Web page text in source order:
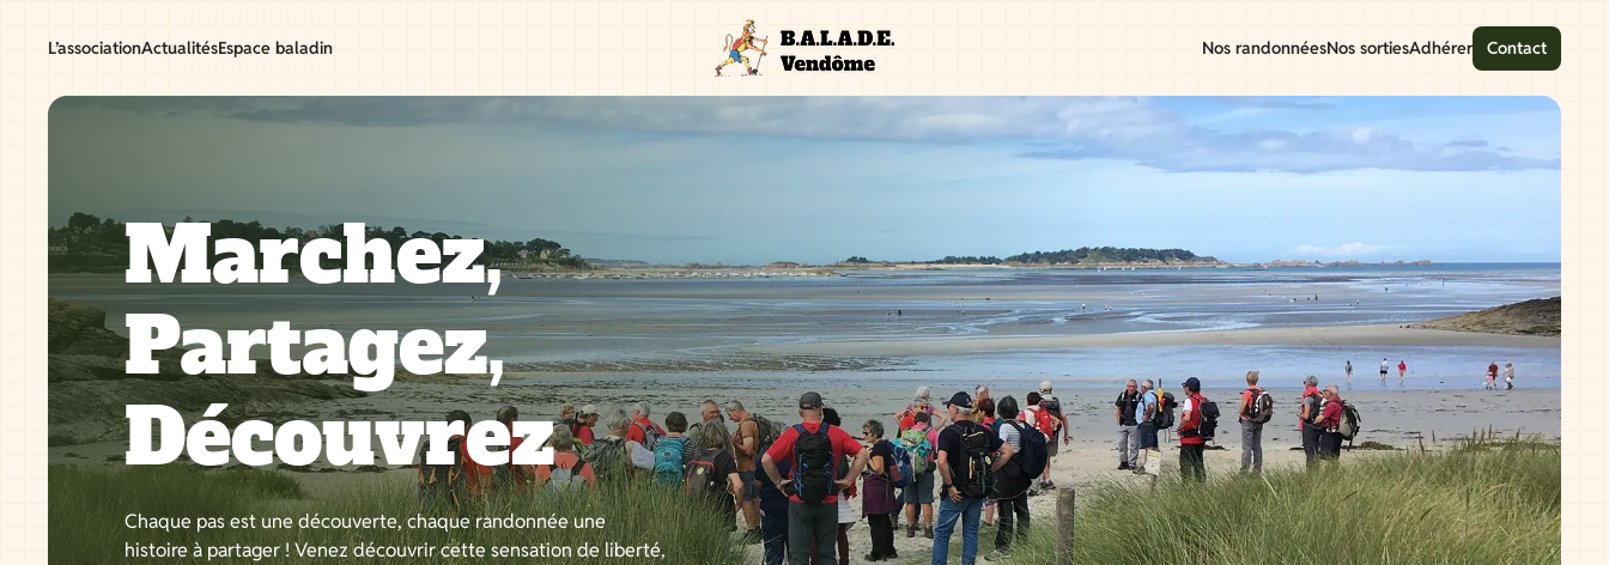
L’associationActualitésEspace baladin Nos randonnéesNos sortiesAdhérer Contact
Marchez,
Partagez,
Découvrez
Chaque pas est une découverte, chaque randonnée une
histoire à partager ! Venez découvrir cette sensation de liberté,